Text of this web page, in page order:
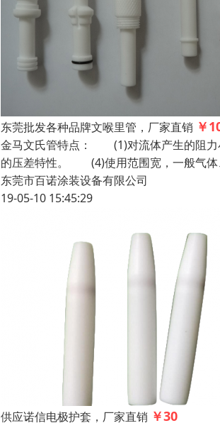
东莞批发各种品牌文喉里管，厂家直销 ￥
金马文氏管特点： (1)对流体产生的阻
的压差特性。 (4)使用范围宽，一般气体
东莞市百诺涂装设备有限公司
19-05-10 15:45:29
供应诺信电极护套，厂家直销 ￥30